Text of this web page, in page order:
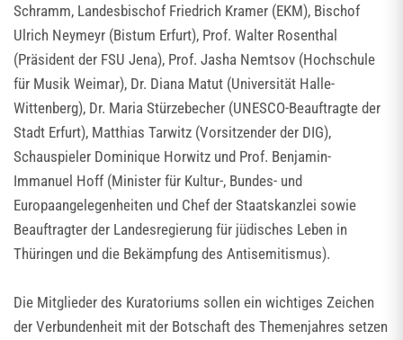
Schramm, Landesbischof Friedrich Kramer (EKM), Bischof
Ulrich Neymeyr (Bistum Erfurt), Prof. Walter Rosenthal
(Präsident der FSU Jena), Prof. Jasha Nemtsov (Hochschule
für Musik Weimar), Dr. Diana Matut (Universität Halle-
Wittenberg), Dr. Maria Stürzebecher (UNESCO-Beauftragte der
Stadt Erfurt), Matthias Tarwitz (Vorsitzender der DIG),
Schauspieler Dominique Horwitz und Prof. Benjamin-
Immanuel Hoff (Minister für Kultur-, Bundes- und
Europaangelegenheiten und Chef der Staatskanzlei sowie
Beauftragter der Landesregierung für jüdisches Leben in
Thüringen und die Bekämpfung des Antisemitismus).
Die Mitglieder des Kuratoriums sollen ein wichtiges Zeichen
der Verbundenheit mit der Botschaft des Themenjahres setzen